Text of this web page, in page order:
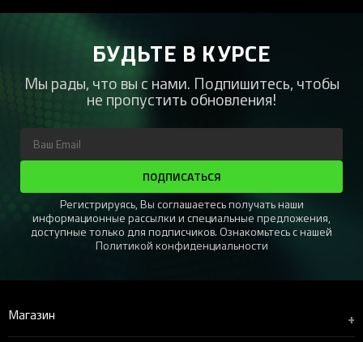
БУДЬТЕ В КУРСЕ
Мы рады, что вы с нами. Подпишитесь, чтобы
не пропустить обновления!
ПОДПИСАТЬСЯ
Регистрируясь, Вы соглашаетесь получать наши
информационные рассылки и специальные предложения,
доступные только для подписчиков. Ознакомьтесь с нашей
Политикой конфиденциальности
Магазин +